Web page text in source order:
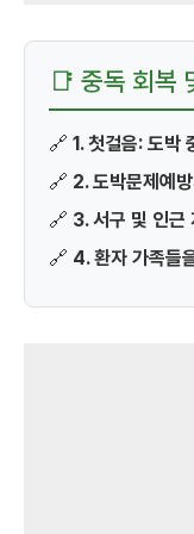
📑 중독 회복
🔗 1. 첫걸음: 도박
🔗 2. 도박문제예
🔗 3. 서구 및 인근
🔗 4. 환자 가족들